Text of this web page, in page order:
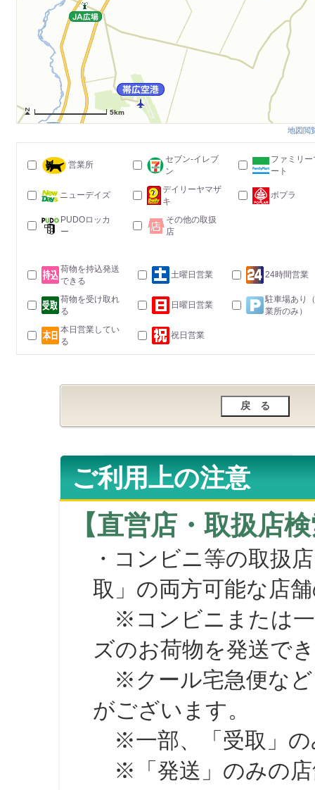
5km
地図閲
営業所
セブン-イレブ
ン
ファミリー
ート
ニューデイズ
デイリーヤマザ
キ
ポプラ
PUDOロッカ
ー
その他の取扱
店
荷物を持込発送
できる
土曜日営業 24時間営業
荷物を受け取れ
る
日曜日営業
駐車場あり
業所のみ）
本日営業してい
る
祝日営業
ご利用上の注意
【直営店・取扱店
・コンビニ等の取扱
取」の両方可能な店
※コンビニまたは一
ズのお荷物を発送で
※クール宅急便など
がございます。
※一部、「受取」の
※「発送」のみの店